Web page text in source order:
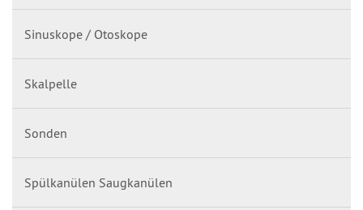
Sinuskope / Otoskope
Skalpelle
Sonden
Spülkanülen Saugkanülen